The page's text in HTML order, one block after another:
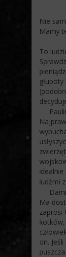
Nie
Mamy
To
ludźmi
Ma
zaprosi
kotków,
on.